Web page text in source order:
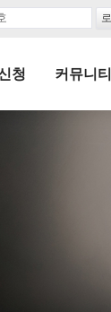
청 커뮤니티